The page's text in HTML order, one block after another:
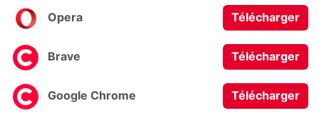
Opera Télécharger
Brave Télécharger
Google Chrome Télécharger